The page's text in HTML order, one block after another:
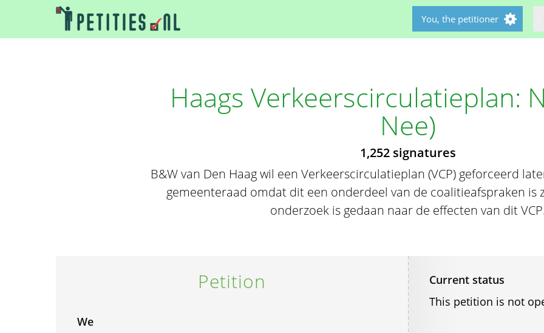
You, the petitioner
Haags Verkeerscirculatieplan:
Nee)
1,252 signatures
B&W van Den Haag wil een Verkeerscirculatieplan (VCP) geforceerd
gemeenteraad omdat dit een onderdeel van de coalitieafspraken is
onderzoek is gedaan naar de effecten van dit VCP.
Petition
We
Current status
This petition is not